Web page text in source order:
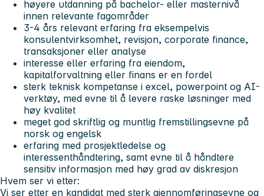
høyere utdanning på bachelor- eller masternivå
innen relevante fagområder
3-4 års relevant erfaring fra eksempelvis
konsulentvirksomhet, revisjon, corporate finance,
transaksjoner eller analyse
interesse eller erfaring fra eiendom,
kapitalforvaltning eller finans er en fordel
sterk teknisk kompetanse i excel, powerpoint og AI-
verktøy, med evne til å levere raske løsninger med
høy kvalitet
meget god skriftlig og muntlig fremstillingsevne på
norsk og engelsk
erfaring med prosjektledelse og
interessenthåndtering, samt evne til å håndtere
sensitiv informasjon med høy grad av diskresjon
Hvem ser vi etter:
Vi ser etter en kandidat med sterk gjennomføringsevne og